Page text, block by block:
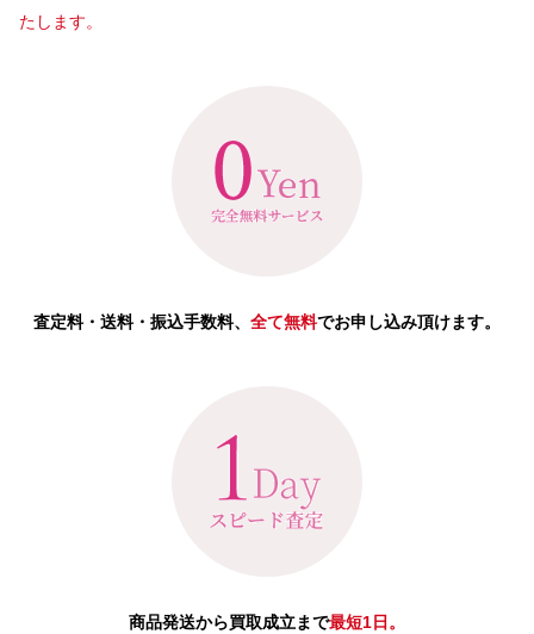
たします。
査定料・送料・振込手数料、 全て無料でお申し込み頂けます。
商品発送から買取成立まで最短1日。